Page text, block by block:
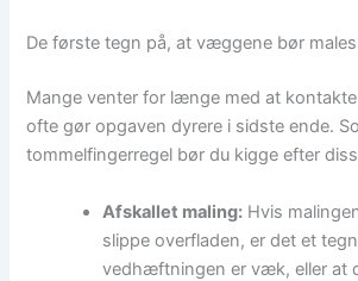
De første tegn på, at væggene bør
Mange venter for længe med at
ofte gør opgaven dyrere i sidste ende.
tommelfingerregel bør du kigge efter
Afskallet maling: Hvis
slippe overfladen, er det et
vedhæftningen er væk, eller at